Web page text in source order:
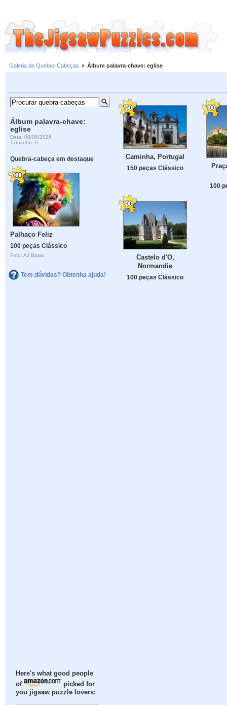
Galeria de Quebra-Cabeças » Álbum palavra-chave: eglise
Álbum palavra-chave:
eglise
Data: 08/08/2026
Tamanho: 6
Quebra-cabeça em destaque
Palhaço Feliz
100 peças Clássico
Foto: AJ Batac
Tem dúvidas? Obtenha ajuda!
Here's what good people
of
picked for
you jigsaw puzzle lovers:
Caminha, Portugal
150 peças Clássico
100
Castelo d'O,
Normandie
100 peças Clássico